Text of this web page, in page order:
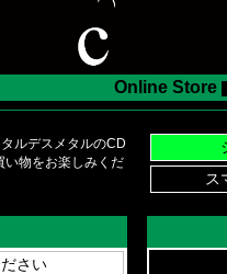
Online Store
ルデスメタルのCD
い物をお楽しみくだ